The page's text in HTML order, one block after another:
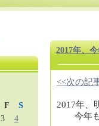
2017年、
<<次の記
2017年、
今年も
F
S
3
4